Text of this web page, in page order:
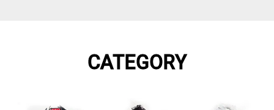
CATEGORY